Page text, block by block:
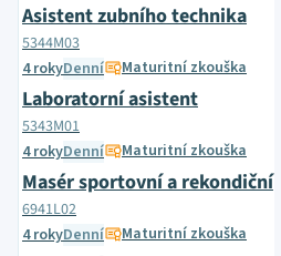
Asistent zubního technika
5344M03
4 rokyDenní Maturitní zkouška
Laboratorní asistent
5343M01
4 rokyDenní Maturitní zkouška
Masér sportovní a rekondiční
6941L02
4 rokyDenní Maturitní zkouška